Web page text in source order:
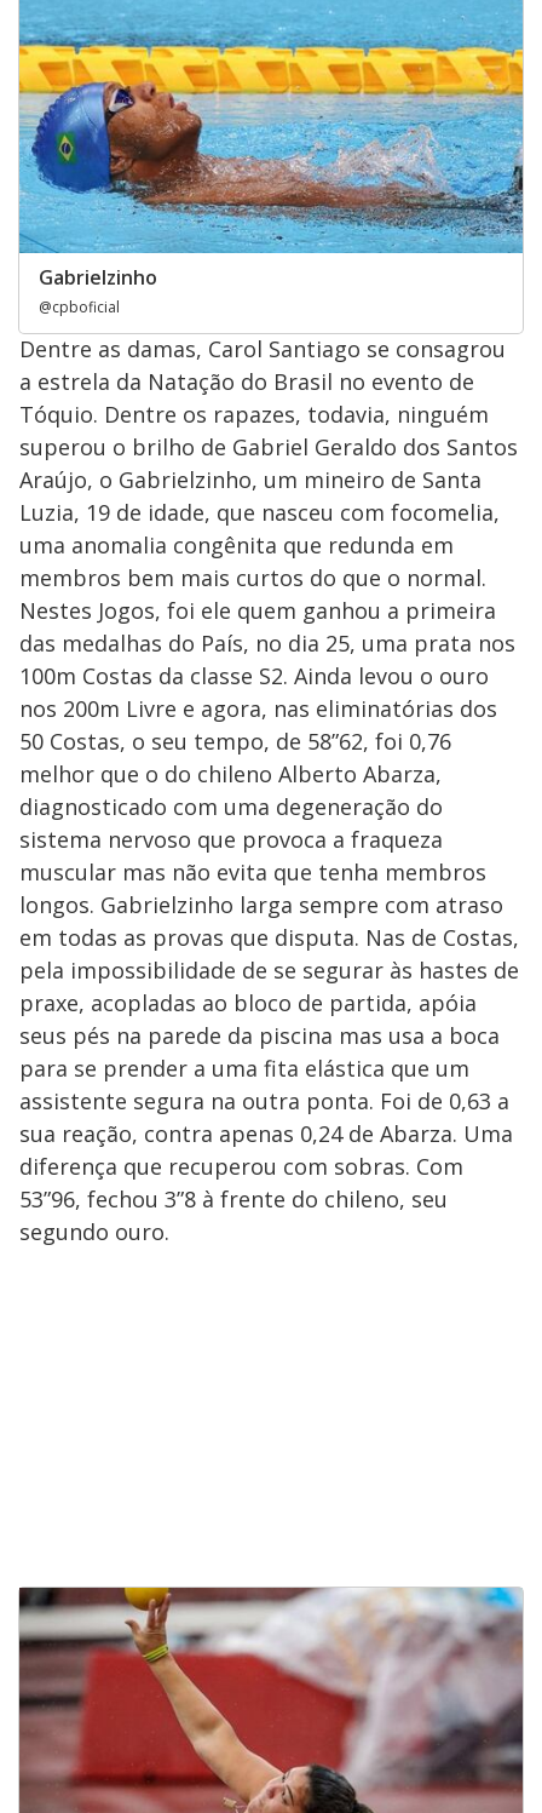
Gabrielzinho
@cpboficial
Dentre as damas, Carol Santiago se consagrou
a estrela da Natação do Brasil no evento de
Tóquio. Dentre os rapazes, todavia, ninguém
superou o brilho de Gabriel Geraldo dos Santos
Araújo, o Gabrielzinho, um mineiro de Santa
Luzia, 19 de idade, que nasceu com focomelia,
uma anomalia congênita que redunda em
membros bem mais curtos do que o normal.
Nestes Jogos, foi ele quem ganhou a primeira
das medalhas do País, no dia 25, uma prata nos
100m Costas da classe S2. Ainda levou o ouro
nos 200m Livre e agora, nas eliminatórias dos
50 Costas, o seu tempo, de 58”62, foi 0,76
melhor que o do chileno Alberto Abarza,
diagnosticado com uma degeneração do
sistema nervoso que provoca a fraqueza
muscular mas não evita que tenha membros
longos. Gabrielzinho larga sempre com atraso
em todas as provas que disputa. Nas de Costas,
pela impossibilidade de se segurar às hastes de
praxe, acopladas ao bloco de partida, apóia
seus pés na parede da piscina mas usa a boca
para se prender a uma fita elástica que um
assistente segura na outra ponta. Foi de 0,63 a
sua reação, contra apenas 0,24 de Abarza. Uma
diferença que recuperou com sobras. Com
53”96, fechou 3”8 à frente do chileno, seu
segundo ouro.